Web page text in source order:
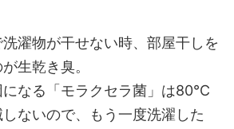
濯物が干せない時、部屋干しを
生乾き臭。
になる「モラクセラ菌」は80℃
ないので、もう一度洗濯した